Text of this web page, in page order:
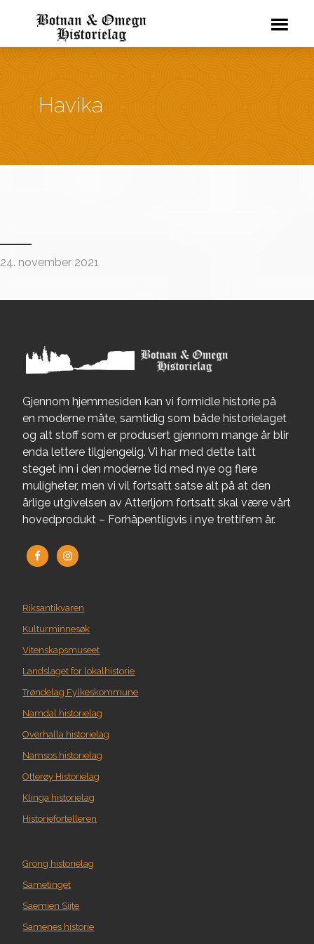
Havika
24. november 2021
Gjennom hjemmesiden kan vi formidle historie på
en moderne måte, samtidig som både historielaget
og alt stoff som er produsert gjennom mange år blir
enda lettere tilgjengelig. Vi har med dette tatt
steget inn i den moderne tid med nye og flere
muligheter, men vi vil fortsatt satse alt på at den
årlige utgivelsen av Atterljom fortsatt skal være vårt
hovedprodukt – Forhåpentligvis i nye trettifem år.
Riksantikvaren
Kulturminnesøk
Vitenskapsmuseet
Landslaget for lokalhistorie
Trøndelag Fylkeskommune
Namdal historielag
Overhalla historielag
Namsos historielag
Otterøy Historielag
Klinga historielag
Historiefortelleren
Grong historielag
Sametinget
Saemien Sijte
Samenes historie